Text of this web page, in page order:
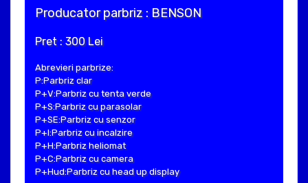
Producator parbriz : BENSON
Pret : 300 Lei
Abrevieri parbrize:
P:Parbriz clar
P+V:Parbriz cu tenta verde
P+S:Parbriz cu parasolar
P+SE:Parbriz cu senzor
P+I:Parbriz cu incalzire
P+H:Parbriz heliomat
P+C:Parbriz cu camera
P+Hud:Parbriz cu head up display